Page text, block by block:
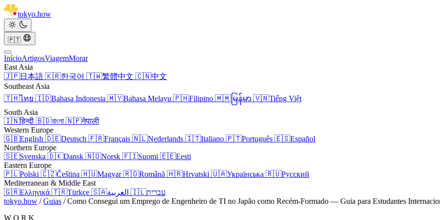
tokyo.how
🇵🇹
InícioArtigosViagemMorar
East Asia
🇯🇵日本語 🇰🇷한국어 🇹🇼繁體中文 🇨🇳中文
Southeast Asia
🇹🇭ไทย 🇮🇩Bahasa Indonesia 🇲🇾Bahasa Melayu 🇵🇭Filipino 🇲🇲 မြန်မာ 🇻🇳Tiếng Việt
South Asia
🇮🇳हिन्दी 🇧🇩বাংলা 🇳🇵नेपाली
Western Europe
🇬🇧English 🇩🇪Deutsch 🇫🇷Français 🇳🇱Nederlands 🇮🇹Italiano 🇵🇹Português 🇪🇸Español
Northern Europe
🇸🇪Svenska 🇩🇰Dansk 🇳🇴Norsk 🇫🇮Suomi 🇪🇪Eesti
Eastern Europe
🇵🇱Polski 🇨🇿Čeština 🇭🇺Magyar🇷🇴Română 🇭🇷Hrvatski 🇺🇦Українська 🇷🇺Русский
Mediterranean & Middle East
🇬🇷Ελληνικά 🇹🇷Türkçe 🇸🇦 🇮🇱עברית
tokyo.how / Guias / Como Consegui um Emprego de Engenheiro de TI no Japão como Recém-Formado — Guia para Estudantes
W O R K